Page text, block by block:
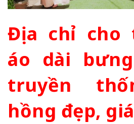
Địa chỉ cho
áo dài
truyền
hồng đẹp,